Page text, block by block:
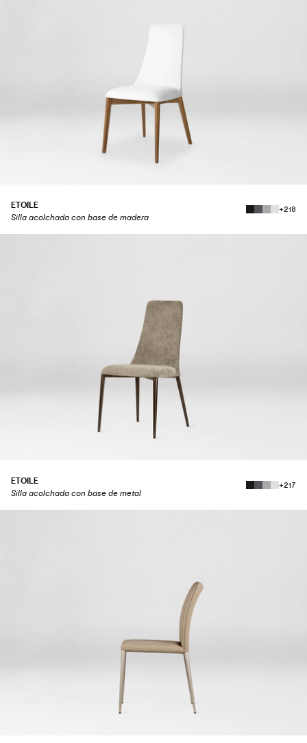
ETOILE
Silla acolchada con base de madera
+218
ETOILE
Silla acolchada con base de metal
+217